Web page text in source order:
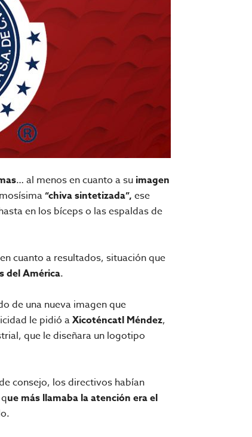
… al menos en cuanto a su imagen
“chiva sintetizada”, ese
en los bíceps o las espaldas de
cuanto a resultados, situación que
del América.
de una nueva imagen que
le pidió aXicoténcatl Méndez,
que le diseñara un logotipo
consejo, los directivos habían
ue más llamaba la atención era el